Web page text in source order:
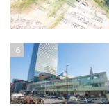
6